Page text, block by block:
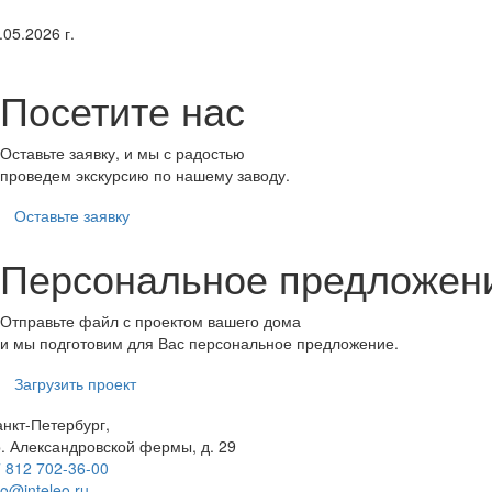
г.
Посетите нас
Оставьте заявку, и мы с радостью
проведем экскурсию по нашему заводу.
Оставьте заявку
Персональное
Отправьте файл с проектом вашего дома
и мы подготовим для Вас персональное предложение.
Загрузить проект
Петербург,
Александровской фермы, д. 29
812 702-36-00